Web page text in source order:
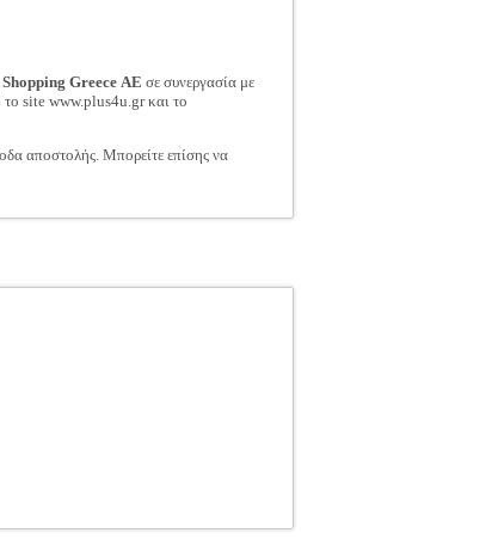
Greece ΑΕ σε συνεργασία με
το site www.plus4u.gr και το
αποστολής. Μπορείτε επίσης να